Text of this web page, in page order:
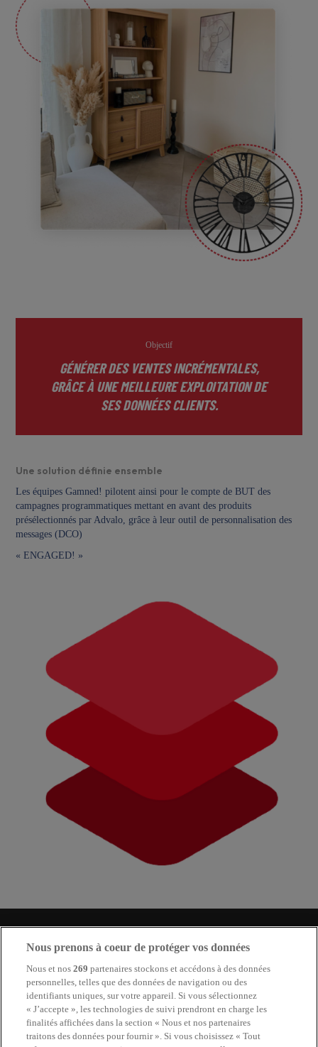
Objectif
GÉNÉRER DES VENTES INCRÉMENTALES,
GRÂCE À UNE MEILLEURE EXPLOITATION DE
SES DONNÉES CLIENTS.
Une solution définie ensemble
Les équipes Gamned! pilotent ainsi pour le compte de BUT des
campagnes programmatiques mettant en avant des produits
présélectionnés par Advalo, grâce à leur outil de personnalisation des
messages (DCO)
« ENGAGED! »
Aller plus loin
PLUS DE CAS SUR LE SECTEUR
Nous prenons à coeur de protéger vos données
Nous et nos269 partenaires stockons et accédons à des données
personnelles, telles que des données de navigation ou des
identifiants uniques, sur votre appareil. Si vous sélectionnez
« J’accepte », les technologies de suivi prendront en charge les
finalités affichées dans la section « Nous et nos partenaires
traitons des données pour fournir ». Si vous choisissez « Tout